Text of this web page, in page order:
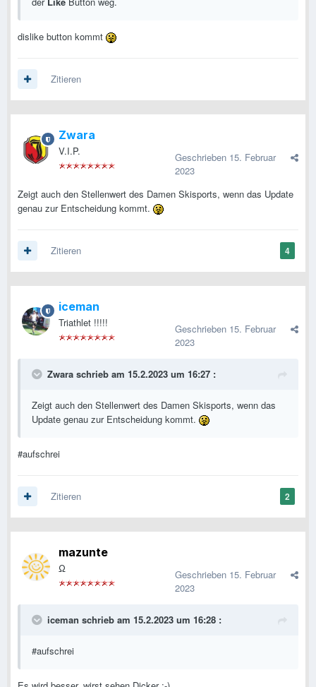
dislike button kommt
Zitieren
Zwara
V.I.P. Geschrieben 15. Februar
2023
Zeigt auch den Stellenwert des Damen Skisports, wenn das Update
genau zur Entscheidung kommt.
4
Zitieren
iceman
Triathlet !!!!! Geschrieben 15. Februar
2023
Zwara schrieb am 15.2.2023 um 16:27 :
Zeigt auch den Stellenwert des Damen Skisports, wenn das
Update genau zur Entscheidung kommt.
#aufschrei
2
Zitieren
mazunte
Ω Geschrieben 15. Februar
2023
iceman schrieb am 15.2.2023 um 16:28 :
#aufschrei